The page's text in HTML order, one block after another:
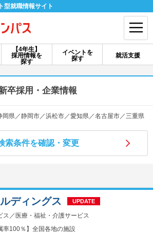
型就職情報サイト
【4年生】
採用情報を
探す
イベントを
探す
就活支援
ログイン
会員ID・パスワードを忘れた方はこちら
【4年生】
【1～3年生】
スカウト お知らせ
ポート
卒採用・企業情報
岡県／静岡市／浜松市／愛知県／名古屋市／三重県
索条件を確認・変更
ス／医療・福祉・介護サービス
率100％】全国各地の施設
ディングス UPDATE